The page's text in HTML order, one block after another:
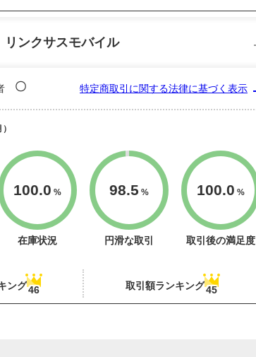
リンクサスモバイル
〇 特定商取引に関する法律に基づく表示
100.0 %
在庫状況
98.5 %
円滑な取引
100.0 %
取引後の満足度
ング46 取引額ランキング45